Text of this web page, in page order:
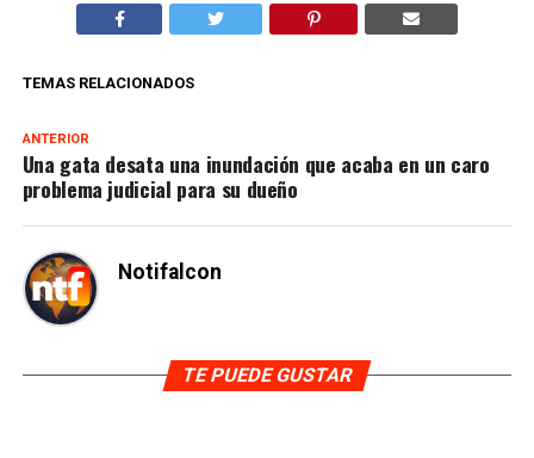
TEMAS RELACIONADOS
ANTERIOR
Una gata desata una inundación que acaba en un caro
problema judicial para su dueño
Notifalcon
TE PUEDE GUSTAR